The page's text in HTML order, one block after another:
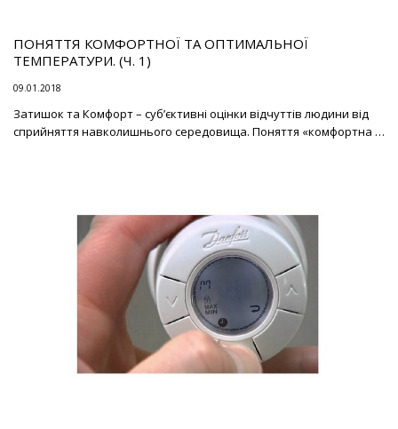
ПОНЯТТЯ КОМФОРТНОЇ ТА ОПТИМАЛЬНОЇ
ТЕМПЕРАТУРИ. (Ч. 1)
09.01.2018
Затишок та Комфорт – суб’єктивні оцінки відчуттів людини від
сприйняття навколишнього середовища. Поняття «комфортна …